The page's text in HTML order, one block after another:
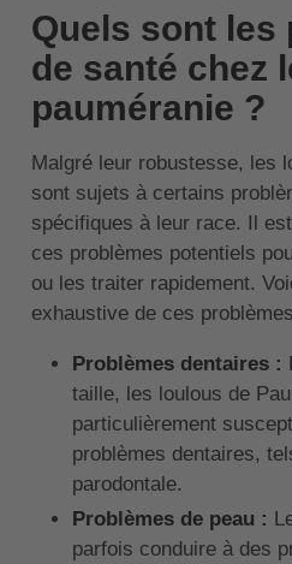
Quels sont les
de santé chez
pauméranie ?
Malgré leur robustesse, les
sont sujets à certains
spécifiques à leur race. Il
ces problèmes potentiels
ou les traiter rapidement.
exhaustive de ces
Problèmes dentaires :
taille, les loulous de
particulièrement
problèmes dentaires,
parodontale.
Problèmes de peau :
parfois conduire à des